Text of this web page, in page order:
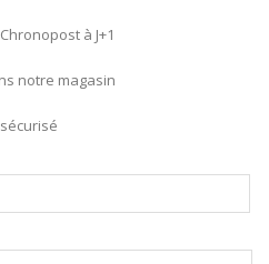
à J+1
notre magasin